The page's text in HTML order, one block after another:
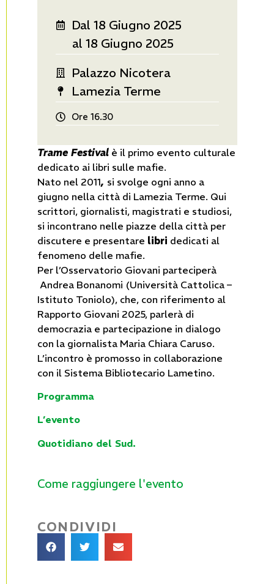
Dal 18 Giugno 2025
al 18 Giugno 2025
Palazzo Nicotera
Lamezia Terme
Ore 16.30
Trame Festival è il primo evento culturale
dedicato ai libri sulle mafie.
Nato nel 2011, si svolge ogni anno a
giugno nella città di Lamezia Terme. Qui
scrittori, giornalisti, magistrati e studiosi,
si incontrano nelle piazze della città per
discutere e presentare libri dedicati al
fenomeno delle mafie.
Per l’Osservatorio Giovani parteciperà
Andrea Bonanomi (Università Cattolica –
Istituto Toniolo), che, con riferimento al
Rapporto Giovani 2025, parlerà di
democrazia e partecipazione in dialogo
con la giornalista Maria Chiara Caruso.
L’incontro è promosso in collaborazione
con il Sistema Bibliotecario Lametino.
Programma
L’evento
Quotidiano del Sud.
Come raggiungere l'evento
CONDIVIDI